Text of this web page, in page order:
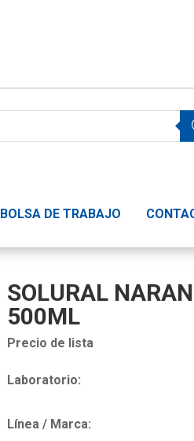
BOLSA DE TRABAJO
SOLURAL
500ML
Precio de lista
Laboratorio:
Línea / Marca: